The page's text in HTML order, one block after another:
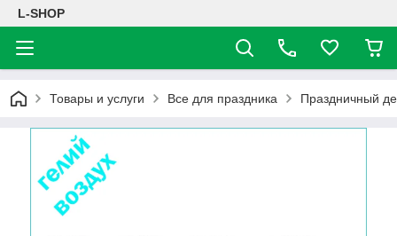
L-SHOP
Товары и услуги Все для праздника Праздничный